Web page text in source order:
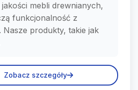
mebli drewnianych,
funkcjonalność z
Nasze produkty, takie jak
Zobacz szczegóły